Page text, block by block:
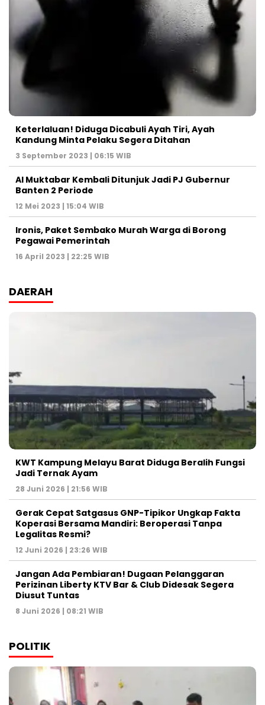
Keterlaluan! Diduga Dicabuli Ayah Tiri, Ayah
Kandung Minta Pelaku Segera Ditahan
3 September 2023 | 06:15 WIB
Al Muktabar Kembali Ditunjuk Jadi PJ Gubernur
Banten 2 Periode
12 Mei 2023 | 15:04 WIB
Ironis, Paket Sembako Murah Warga di Borong
Pegawai Pemerintah
16 April 2023 | 22:25 WIB
DAERAH
KWT Kampung Melayu Barat Diduga Beralih Fungsi
Jadi Ternak Ayam
28 Juni 2026 | 21:56 WIB
Gerak Cepat Satgasus GNP-Tipikor Ungkap Fakta
Koperasi Bersama Mandiri: Beroperasi Tanpa
Legalitas Resmi?
12 Juni 2026 | 23:26 WIB
Jangan Ada Pembiaran! Dugaan Pelanggaran
Perizinan Liberty KTV Bar & Club Didesak Segera
Diusut Tuntas
8 Juni 2026 | 08:21 WIB
POLITIK